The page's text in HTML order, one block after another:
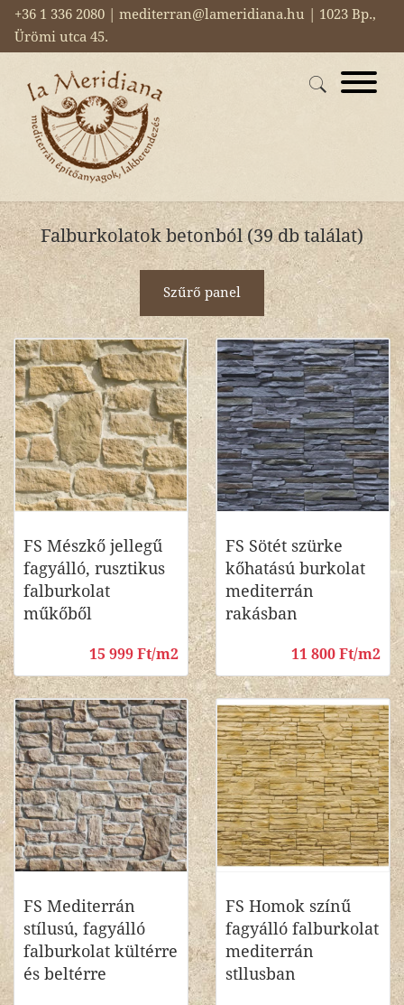
+36 1 336 2080 | mediterran@lameridiana.hu | 1023 Bp.,
Ürömi utca 45.
Falburkolatok betonból (39 db találat)
Szűrő panel
FS Mészkő jellegű
fagyálló, rusztikus
falburkolat
műkőből
15 999 Ft/m2
FS Sötét szürke
kőhatású burkolat
mediterrán
rakásban
11 800 Ft/m2
FS Mediterrán
stílusú, fagyálló
falburkolat kültérre
és beltérre
FS Homok színű
fagyálló falburkolat
mediterrán
stllusban